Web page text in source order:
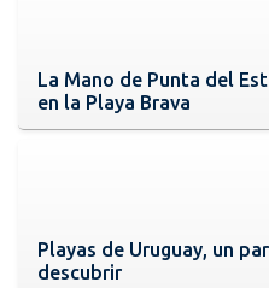
La Mano de Punta del
en la Playa Brava
Playas de Uruguay, un
descubrir